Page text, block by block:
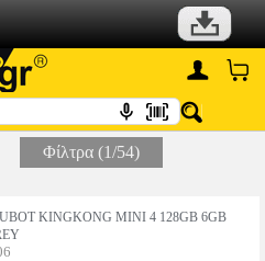
Φίλτρα (1/54)
KINGKONG MINI 4 128GB 6GB